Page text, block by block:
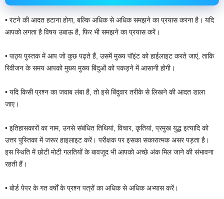
• रटने की आदत हटाना होगा, बल्कि अधिक से अधिक समझने का प्रयास करना है। यदि
आपको लगता है विषय उबाऊ है, फिर भी समझने का प्रयास करें।
• पाठ्य पुस्तक में आप जो कुछ पढ़ते हैं, उसमें मुख्य पॉइंट को हाईलाइट करते जाएं, ताकि
रिवीजन के समय आपको मुख्य मुख्य बिंदुओं को पकड़ने में आसानी होगी।
• यदि किसी प्रश्न का जवाब लंबा है, तो इसे बिंदुवार तरीके से लिखने की आदत डाला
जाए।
• इतिहासकारों का नाम, उनसे संबंधित तिथियां, विचार, कृतियां, प्रमुख युद्ध इत्यादि को
उत्तर पुस्तिका में जरूर हाइलाइट करें। परीक्षक पर इसका सकारात्मक असर पड़ता है।
इस स्थिति में छोटी मोटी गलतियों के बावजूद भी आपको अच्छे अंक मिल जाने की संभावना
रहती हैं।
• बोर्ड पेपर के गत वर्षों के प्रश्न पत्रों का अधिक से अधिक अभ्यास करें।